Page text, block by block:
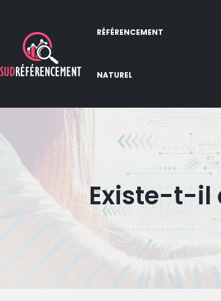
RÉFÉRENCEMENT
NATUREL
Existe-t-il